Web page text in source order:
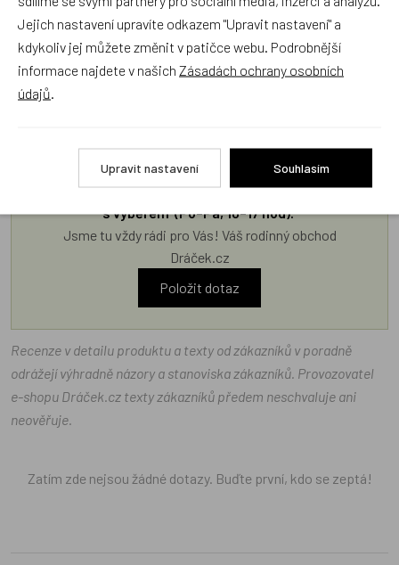
Poradna
Náš sortiment dokonale známe a rádi Vám poradíme
s výběrem (Po–Pá, 10–17 hod).
Jsme tu vždy rádi pro Vás! Váš rodinný obchod
Dráček.cz
Položit dotaz
Recenze v detailu produktu a texty od zákazníků v poradně
odrážejí výhradně názory a stanoviska zákazníků. Provozovatel
e-shopu Dráček.cz texty zákazníků předem neschvaluje ani
neověřuje.
Zatím zde nejsou žádné dotazy. Buďte první, kdo se zeptá!
Jejich nastavení upravíte odkazem "Upravit nastavení" a
kdykoliv jej můžete změnit v patičce webu. Podrobnější
informace najdete v našich Zásadách ochrany osobních
údajů
Upravit nastavení Souhlasím